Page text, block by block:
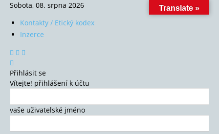
Sobota, 08. srpna 2026
Kontakty / Etický kodex
Inzerce
Přihlásit se
Vítejte! přihlášení k účtu
vaše uživatelské jméno
Translate »